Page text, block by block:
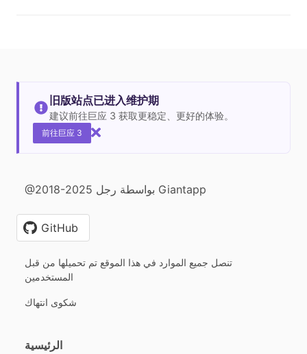
旧版站点已进入维护期
建议前往巨应 3 获取更稳定、更好的体验。
前往巨应 3
@2018-2025 بواسطة رجل Giantapp
GitHub
تنصل جميع الموارد في هذا الموقع تم تحميلها من قبل
المستخدمين
شكوى انتهاك
الرئيسية